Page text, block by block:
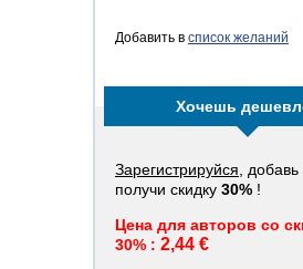
Добавить в список желаний
Хочешь
Зарегистрируйся ,
получи скидку 30% !
Цена для авторов со
30% : 2,44 €